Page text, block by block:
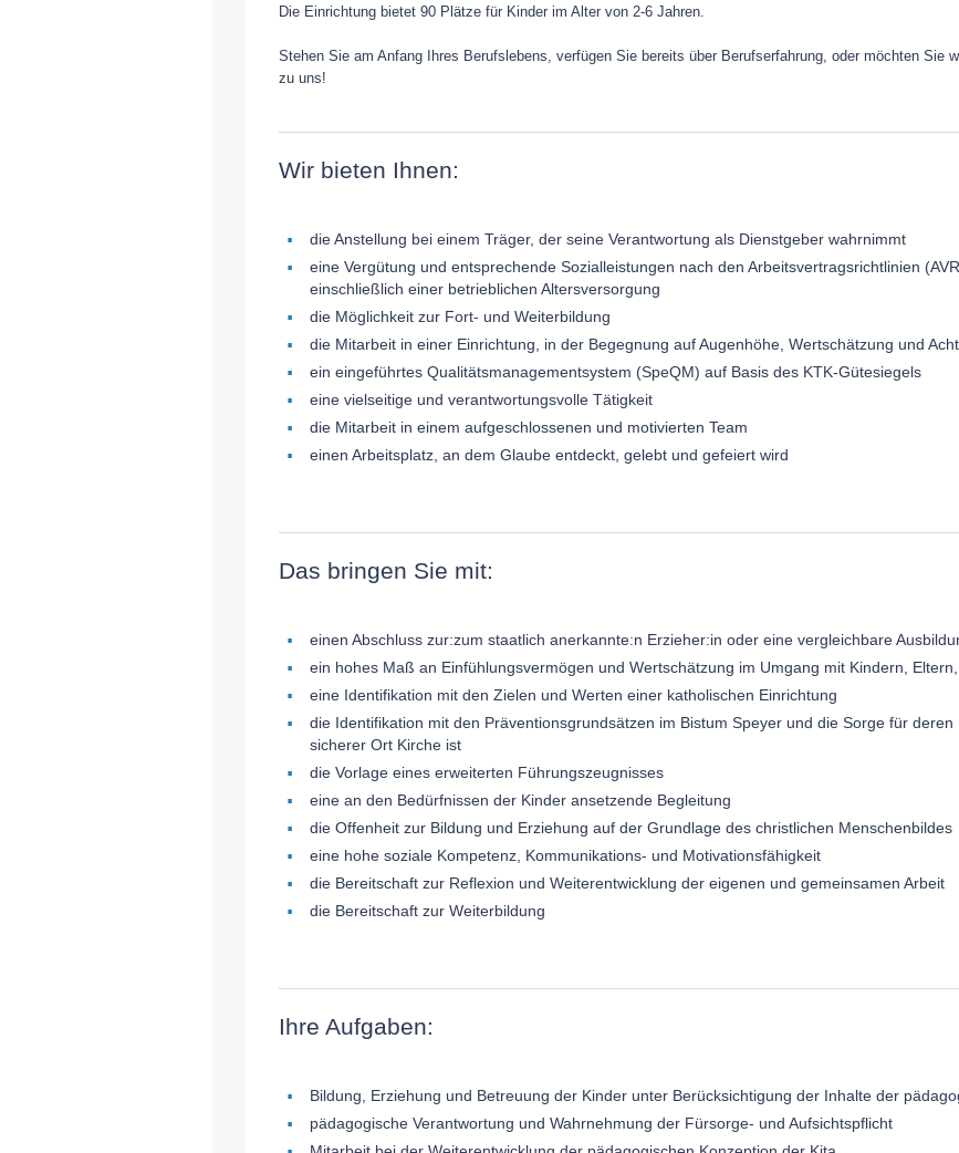
Die Einrichtung bietet 90 Plätze für Kinder im Alter von 2-6 Jahren.
Stehen Sie am Anfang Ihres Berufslebens, verfügen Sie bereits über Berufserfahrung, oder möchten Sie
zu uns!
Wir bieten Ihnen:
die Anstellung bei einem Träger, der seine Verantwortung als Dienstgeber wahrnimmt
eine Vergütung und entsprechende Sozialleistungen nach den Arbeitsvertragsrichtlinien
einschließlich einer betrieblichen Altersversorgung
die Möglichkeit zur Fort- und Weiterbildung
die Mitarbeit in einer Einrichtung, in der Begegnung auf Augenhöhe, Wertschätzung und
ein eingeführtes Qualitätsmanagementsystem (SpeQM) auf Basis des KTK-Gütesiegels
eine vielseitige und verantwortungsvolle Tätigkeit
die Mitarbeit in einem aufgeschlossenen und motivierten Team
einen Arbeitsplatz, an dem Glaube entdeckt, gelebt und gefeiert wird
Das bringen Sie mit:
einen Abschluss zur:zum staatlich anerkannte:n Erzieher:in oder eine vergleichbare
ein hohes Maß an Einfühlungsvermögen und Wertschätzung im Umgang mit Kindern,
eine Identifikation mit den Zielen und Werten einer katholischen Einrichtung
die Identifikation mit den Präventionsgrundsätzen im Bistum Speyer und die Sorge für
sicherer Ort Kirche ist
die Vorlage eines erweiterten Führungszeugnisses
eine an den Bedürfnissen der Kinder ansetzende Begleitung
die Offenheit zur Bildung und Erziehung auf der Grundlage des christlichen Menschenbildes
eine hohe soziale Kompetenz, Kommunikations- und Motivationsfähigkeit
die Bereitschaft zur Reflexion und Weiterentwicklung der eigenen und gemeinsamen Arbeit
die Bereitschaft zur Weiterbildung
Ihre Aufgaben:
Bildung, Erziehung und Betreuung der Kinder unter Berücksichtigung der Inhalte der
pädagogische Verantwortung und Wahrnehmung der Fürsorge- und Aufsichtspflicht